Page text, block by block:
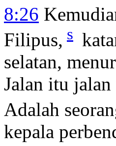
8:26
Filipus, s
selatan,
Jalan itu
Adalah
kepala